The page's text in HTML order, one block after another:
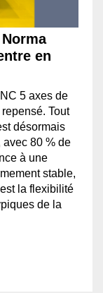
en
5 axes de
Tout
désormais
avec 80 % de
à une
stable,
la flexibilité
de la